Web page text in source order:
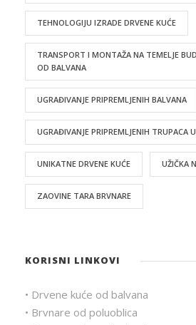
TEHNOLOGIJU IZRADE DRVENE KUĆE
TRANSPORT I MONTAŽA NA TEMELJE
OD BALVANA
UGRAĐIVANJE PRIPREMLJENIH BALVANA
UGRAĐIVANJE PRIPREMLJENIH TRUPACA
UNIKATNE DRVENE KUĆE UŽIČKA
ZAOVINE TARA BRVNARE
KORISNI LINKOVI
• Drvene kuće od balvana
• Brvnare od poluoblica